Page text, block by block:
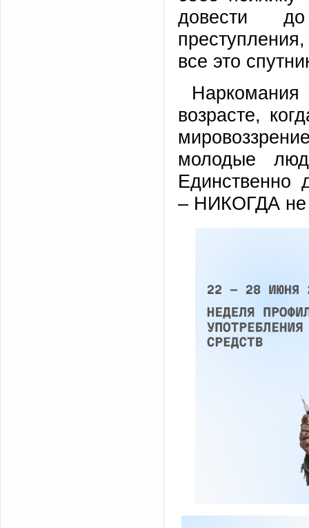
довести
все это
возрасте,
молодые
Единственно
– НИКОГДА не